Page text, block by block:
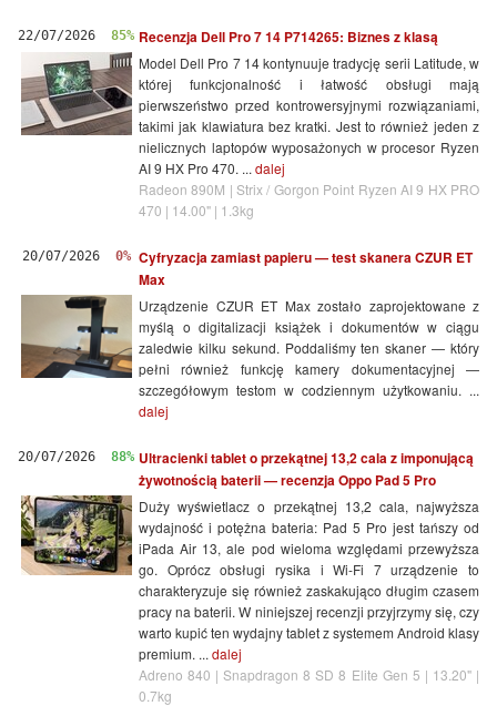
22/07/2026 85% Recenzja Dell Pro 7 14 P714265: Biznes z klasą
Model Dell Pro 7 14 kontynuuje tradycję serii Latitude, w
której funkcjonalność i łatwość obsługi mają
pierwszeństwo przed kontrowersyjnymi rozwiązaniami,
takimi jak klawiatura bez kratki. Jest to również jeden z
nielicznych laptopów wyposażonych w procesor Ryzen
AI 9 HX Pro 470. ... dalej
Radeon 890M | Strix / Gorgon Point Ryzen AI 9 HX PRO
470 | 14.00" | 1.3kg
20/07/2026 0% Cyfryzacja zamiast papieru — test skanera CZUR ET
Max
Urządzenie CZUR ET Max zostało zaprojektowane z
myślą o digitalizacji książek i dokumentów w ciągu
zaledwie kilku sekund. Poddaliśmy ten skaner — który
pełni również funkcję kamery dokumentacyjnej —
szczegółowym testom w codziennym użytkowaniu. ...
dalej
20/07/2026 88% Ultracienki tablet o przekątnej 13,2 cala z imponującą
żywotnością baterii — recenzja Oppo Pad 5 Pro
Duży wyświetlacz o przekątnej 13,2 cala, najwyższa
wydajność i potężna bateria: Pad 5 Pro jest tańszy od
iPada Air 13, ale pod wieloma względami przewyższa
go. Oprócz obsługi rysika i Wi-Fi 7 urządzenie to
charakteryzuje się również zaskakująco długim czasem
pracy na baterii. W niniejszej recenzji przyjrzymy się, czy
warto kupić ten wydajny tablet z systemem Android klasy
premium. ... dalej
Adreno 840 | Snapdragon 8 SD 8 Elite Gen 5 | 13.20" |
0.7kg